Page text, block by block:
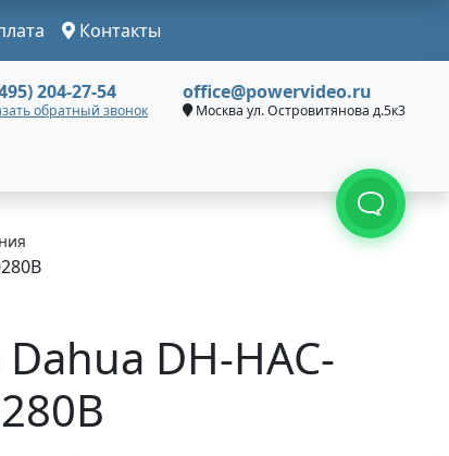
Контакты
204-27-54
обратный звонок
office@powervideo.ru
Москва ул. Островитянова д.5к3
DH-HAC-